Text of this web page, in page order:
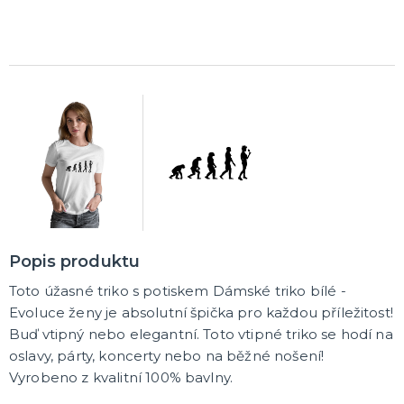
Vodou ředitelná líčidla
Olejová líčidla
Hororové efekty
Umělé řasy, tetování a rtěnky
DALŠÍ KATEGORIE
PARUKY, PŘÍČESKY, VOUSY
Dámské - profesionální kvalita
Dámské karnevalové paruky
Pánské karnevalové paruky
Knírky a vousy
Barevné spreje na vlasy a tělo
Příčesky
DALŠÍ KATEGORIE
KLOBOUKY, PŘILBY A ČEPICE
Sombréra, slamáky
Helmy, přilby
Popis produktu
Toto úžasné triko s potiskem Dámské triko bílé -
Evoluce ženy je absolutní špička pro každou příležitost!
Buď vtipný nebo elegantní. Toto vtipné triko se hodí na
oslavy, párty, koncerty nebo na běžné nošení!
Vyrobeno z kvalitní 100% bavlny.